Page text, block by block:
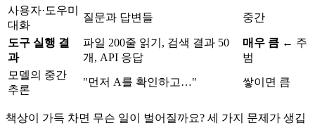
사용자·도우미
대화
질문과 답변들 중간
도구 실행 결
과
파일 200줄 읽기, 검색 결과 50
개, API 응답
매우 큼 ← 주
범
모델의 중간
추론
"먼저 A를 확인하고…" 쌓이면 큼
책상이 가득 차면 무슨 일이 벌어질까요? 세 가지 문제가 생깁